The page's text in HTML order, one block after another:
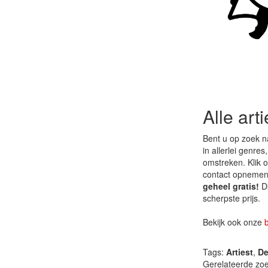
Alle
Bent u op zoek
in allerlei
omstreken. Klik
contact
geheel gratis!
scherpste prijs.
Bekijk ook onze
Tags: Artiest,
Gerelateerde